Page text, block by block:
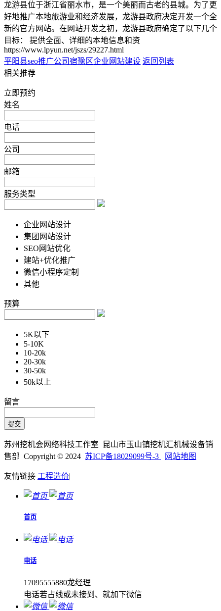
龙游县位于浙江省丽水市，是一个美丽而古老的县城。为了更
好地推广本地旅游业和经济发展，龙游县政府决定开发一个全
新的官方网站。在网站开发之初，龙游县政府确定了以下几个
目标： 提供全面、详细的本地信息和资
https://www.lpyun.net/jszs/29227.html
平阳县seo推广公司宿豫区企业网站建设 返回列表
相关推荐
立即预约
姓名
电话
公司
邮箱
服务类型
企业网站设计
集团网站设计
SEO网站优化
建站+优化推广
微信小程序定制
其他
预算
5K以下
5-10K
10-20k
20-30k
30-50k
50k以上
留言
苏州挖机会网络科技工作室 昆山市玉山镇挖机汇机械设备销
售部 Copyright © 2024 苏ICP备18029099号-3 网站地图
友情链接 工程造价|
首页
电话
17095555880龙经理
电话若占线或未接到、就加下微信